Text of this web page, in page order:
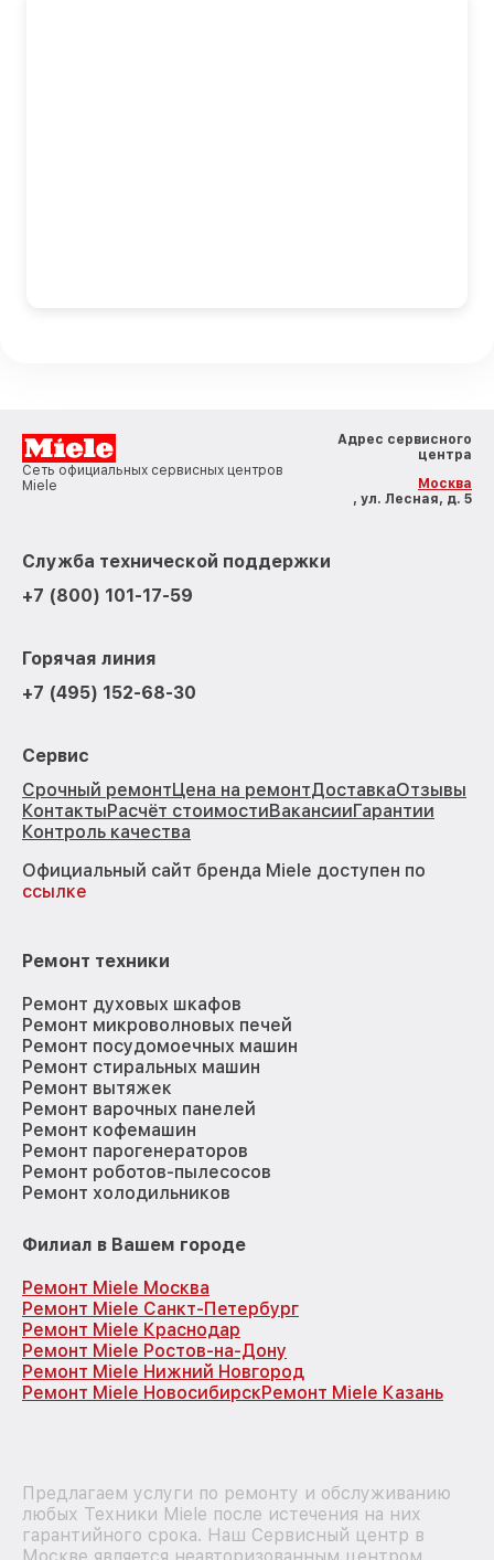
Сеть официальных сервисных центров
Miele
Адрес сервисного
центра
Москва
, ул. Лесная, д. 5
Служба технической поддержки
+7 (800) 101-17-59
Горячая линия
+7 (495) 152-68-30
Сервис
Срочный ремонтЦена на ремонтДоставкаОтзывы
КонтактыРасчёт стоимостиВакансииГарантии
Контроль качества
Официальный сайт бренда Miele доступен по
ссылке
Ремонт техники
Ремонт духовых шкафов
Ремонт микроволновых печей
Ремонт посудомоечных машин
Ремонт стиральных машин
Ремонт вытяжек
Ремонт варочных панелей
Ремонт кофемашин
Ремонт парогенераторов
Ремонт роботов-пылесосов
Ремонт холодильников
Филиал в Вашем городе
Ремонт Miele Москва
Ремонт Miele Санкт-Петербург
Ремонт Miele Краснодар
Ремонт Miele Ростов-на-Дону
Ремонт Miele Нижний Новгород
Ремонт Miele НовосибирскРемонт Miele Казань
Предлагаем услуги по ремонту и обслуживанию
любых Техники Miele после истечения на них
гарантийного срока. Наш Сервисный центр в